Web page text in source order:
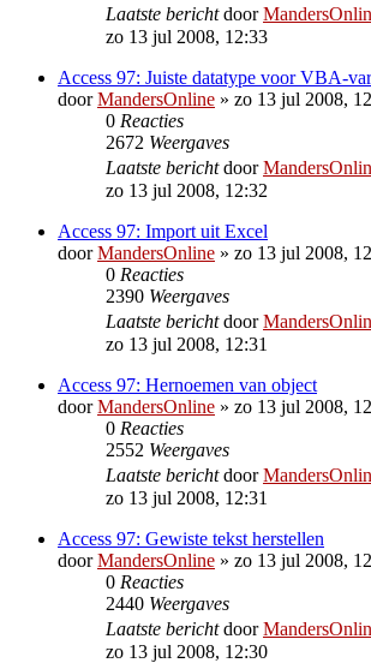
Laatste berichtdoor
zo 13 jul 2008, 12:33
Access 97: Juiste datatype voor VBA-
doorMandersOnline » zo 13 jul 2008,
0 Reacties
2672 Weergaves
Laatste berichtdoor
zo 13 jul 2008, 12:32
Access 97: Import uit Excel
doorMandersOnline » zo 13 jul 2008,
0 Reacties
2390 Weergaves
Laatste berichtdoor
zo 13 jul 2008, 12:31
Access 97: Hernoemen van object
doorMandersOnline » zo 13 jul 2008,
0 Reacties
2552 Weergaves
Laatste berichtdoor
zo 13 jul 2008, 12:31
Access 97: Gewiste tekst herstellen
doorMandersOnline » zo 13 jul 2008,
0 Reacties
2440 Weergaves
Laatste berichtdoor
zo 13 jul 2008, 12:30